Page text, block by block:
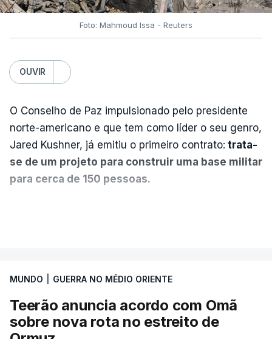
Foto: Mahmoud Issa - Reuters
OUVIR
O Conselho de Paz impulsionado pelo presidente
norte-americano e que tem como líder o seu genro,
Jared Kushner, já emitiu o primeiro contrato: trata-
se de um projeto para construir uma base militar
para cerca de 150 pessoas.
que já colaborou com a Administração norte-
americana em projetos no Médio Oriente,
nomeadamente no Iraque.
MUNDO GUERRA NO MÉDIO ORIENTE
Teerão anuncia acordo com Omã
sobre nova rota no estreito de